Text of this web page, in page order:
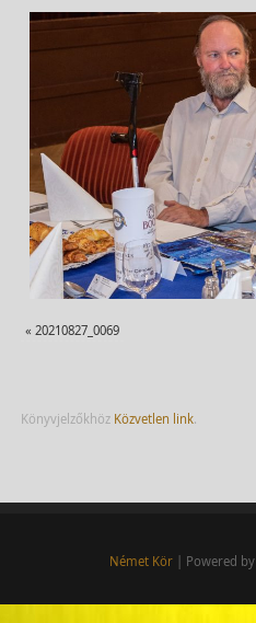
« 20210827_0069
Könyvjelzőkhöz Közvetlen link.
Német Kör| Powered by